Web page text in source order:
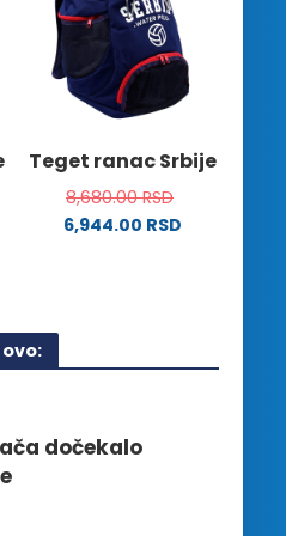
mogu
biti
izabrane
na
proizvoda.
Teget ranac Srbije
8,680.00RSD
6,944.00 RSD
dočekalo